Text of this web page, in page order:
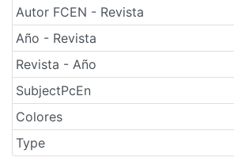
Autor FCEN - Revista
Año - Revista
Revista - Año
SubjectPcEn
Colores
Type